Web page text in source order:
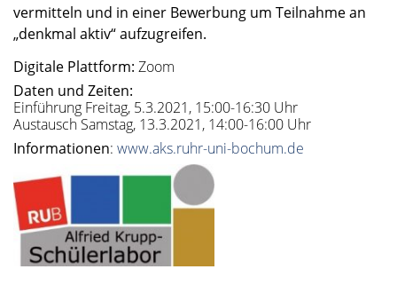
vermit­teln und in einer Bewer­bung um Teilnahme an
„denkmal aktiv“ aufzu­grei­fen.
Digitale Plattform: Zoom
Daten und Zeiten:
Einführung Freitag, 5.3.2021, 15:00-16:30 Uhr
Austausch Samstag, 13.3.2021, 14:00-16:00 Uhr
Informationen: www.aks.ruhr-uni-bochum.de